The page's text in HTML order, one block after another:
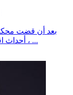
أحداث اقتحام البرلمان و الذين من بينهم نواب سابقون ، ...